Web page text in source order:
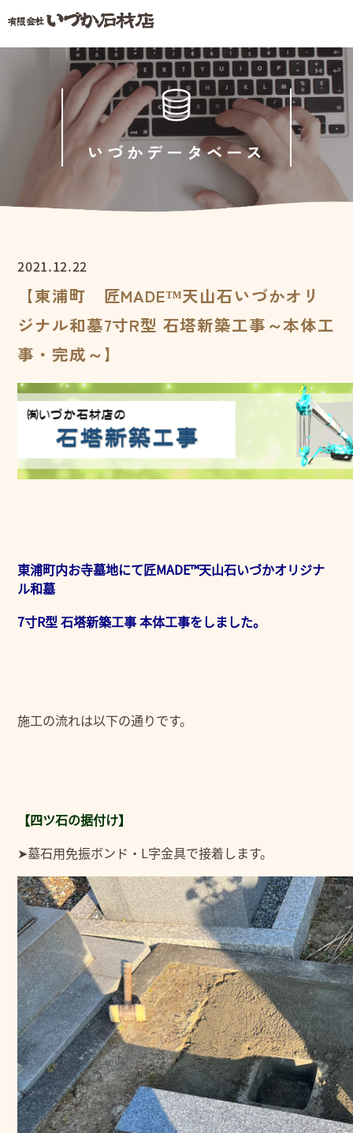
いづかデータベース
2021.12.22
【東浦町 匠MADE™天山石いづかオリ
ジナル和墓7寸R型 石塔新築工事～本体工
事・完成～】
東浦町内お寺墓地にて匠MADE™天山石いづかオリジナ
ル和墓
7寸R型 石塔新築工事 本体工事をしました。
施工の流れは以下の通りです。
【四ツ石の据付け】
➤墓石用免振ボンド・L字金具で接着します。